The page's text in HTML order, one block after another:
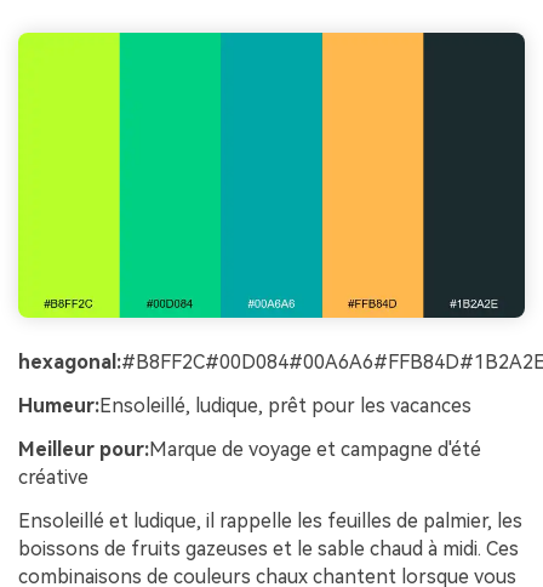
hexagonal:
Humeur:Ensoleillé, ludique, prêt pour les vacances
Meilleur pour:Marque de voyage et campagne d'été
créative
Ensoleillé et ludique, il rappelle les feuilles de palmier, les
boissons de fruits gazeuses et le sable chaud à midi. Ces
combinaisons de couleurs chaux chantent lorsque vous